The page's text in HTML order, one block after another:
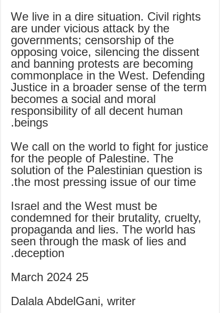
We live in a dire situation. Civil rights
are under vicious attack by the
governments; censorship of the
opposing voice, silencing the dissent
and banning protests are becoming
commonplace in the West. Defending
Justice in a broader sense of the term
becomes a social and moral
responsibility of all decent human
beings.
We call on the world to fight for justice
for the people of Palestine. The
solution of the Palestinian question is
the most pressing issue of our time.
Israel and the West must be
condemned for their brutality, cruelty,
propaganda and lies. The world has
seen through the mask of lies and
deception.
25 March 2024
Dalala AbdelGani, writer